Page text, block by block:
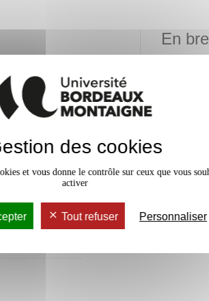
et la
et méthode ou
En
des cookies
et vous donne le contrôle sur ceux que vous
activer
Tout refuser Personnaliser